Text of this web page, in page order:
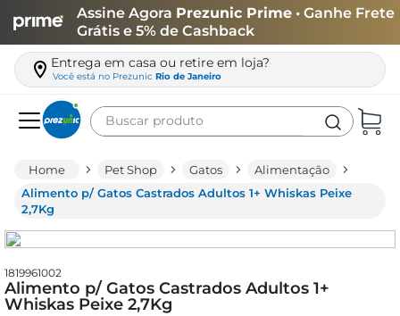
Assine Agora Prezunic Prime • Ganhe Frete
Grátis e 5% de Cashback
Entrega em casa ou retire em loja?
Você está no Prezunic Rio de Janeiro
Buscar produto
Pet Shop Gatos
Alimentação
Alimento p/ Gatos Castrados Adultos 1+ Whiskas Peixe
2,7Kg
1819961002
Alimento p/ Gatos Castrados Adultos 1+
Whiskas Peixe 2,7Kg
leite
café
queijo
biscoito